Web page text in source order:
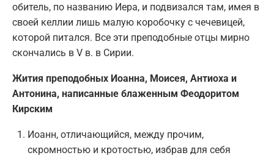
обитель, по названию Иера, и подвизался там, имея в
своей келлии лишь малую коробочку с чечевицей,
которой питался. Все эти преподобные отцы мирно
скончались в V в. в Сирии.
Жития преподобных Иоанна, Моисея, Антиоха и
Антонина, написанные блаженным Феодоритом
Кирским
Иоанн, отличающийся, между прочим,
скромностью и кротостью, избрав для себя